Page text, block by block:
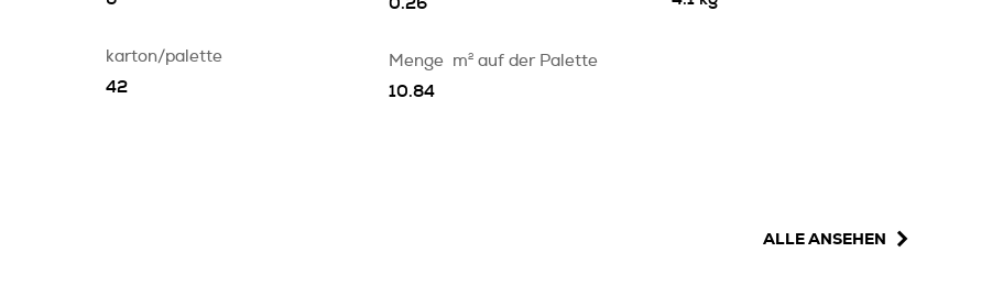
0.26
karton/palette
42
Menge m2 auf der Palette
10.84
ALLE ANSEHEN